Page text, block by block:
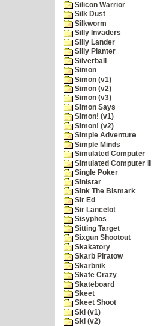
Silicon Warrior
Silk Dust
Silkworm
Silly Invaders
Silly Lander
Silly Planter
Silverball
Simon
Simon (v1)
Simon (v2)
Simon (v3)
Simon Says
Simon! (v1)
Simon! (v2)
Simple Adventure
Simple Minds
Simulated Computer
Simulated Computer II
Single Poker
Sinistar
Sink The Bismark
Sir Ed
Sir Lancelot
Sisyphos
Sitting Target
Sixgun Shootout
Skakatory
Skarb Piratow
Skarbnik
Skate Crazy
Skateboard
Skeet
Skeet Shoot
Ski (v1)
Ski (v2)